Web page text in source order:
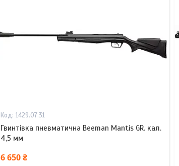
1429.07.31
Гвинтівка пневматична Beeman Mantis GR. кал.
4,5 мм
6 650 ₴